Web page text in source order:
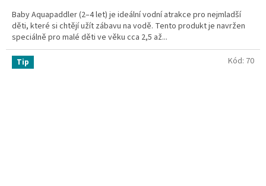
z
5
hvězdiček.
Baby Aquapaddler (2–4 let) je ideální vodní atrakce pro nejmladší
děti, které si chtějí užít zábavu na vodě. Tento produkt je navržen
speciálně pro malé děti ve věku cca 2,5 až...
Tip Kód: 70